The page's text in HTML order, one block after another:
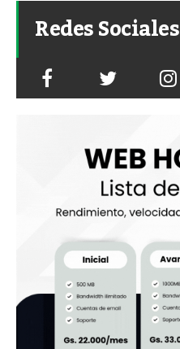
Redes Sociales